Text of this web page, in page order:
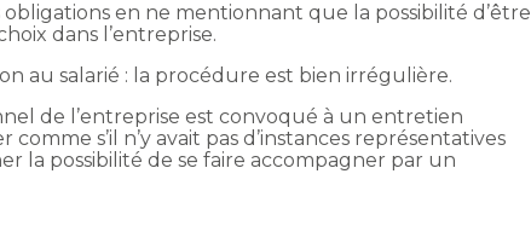
obligations en ne mentionnant que la possibilité d’être
dans l’entreprise.
au salarié : la procédure est bien irrégulière.
de l’entreprise est convoqué à un entretien
s’il n’y avait pas d’instances représentatives
la possibilité de se faire accompagner par un